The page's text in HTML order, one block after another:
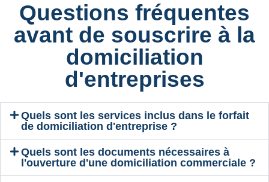
Questions fréquentes
avant de souscrire à la
domiciliation
d'entreprises​
Quels sont les services inclus dans le forfait
de domiciliation d'entreprise ?
Quels sont les documents nécessaires à
l'ouverture d'une domiciliation commerciale ?